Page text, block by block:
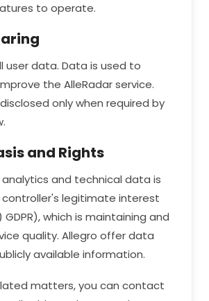
to operate.
user data. Data is used to
the AlleRadar service.
only when required by
and Rights
and technical data is
legitimate interest
which is maintaining and
quality. Allegro offer data
available information.
matters, you can contact